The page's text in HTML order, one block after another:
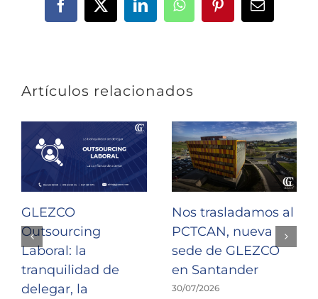
Facebook
X LinkedInWhatsAppPinterestCorreo
Artículos relacionados
GLEZCO
Outsourcing
Laboral: la
tranquilidad de
delegar, la
Nos trasladamos al
PCTCAN, nueva
sede de GLEZCO
en Santander
30/07/2026